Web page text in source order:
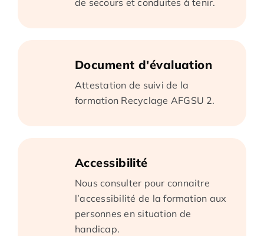
de secours et conduites à tenir.
Document d'évaluation
Attestation de suivi de la
formation Recyclage AFGSU 2.
Accessibilité
Nous consulter pour connaitre
l’accessibilité de la formation aux
personnes en situation de
handicap.